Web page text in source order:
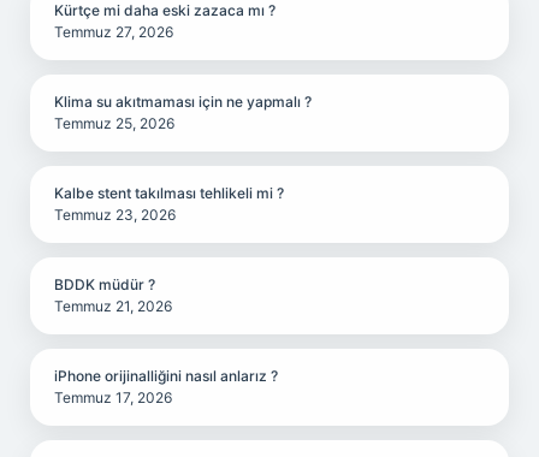
Kürtçe mi daha eski zazaca mı ?
Temmuz 27, 2026
Klima su akıtmaması için ne yapmalı ?
Temmuz 25, 2026
Kalbe stent takılması tehlikeli mi ?
Temmuz 23, 2026
BDDK müdür ?
Temmuz 21, 2026
iPhone orijinalliğini nasıl anlarız ?
Temmuz 17, 2026